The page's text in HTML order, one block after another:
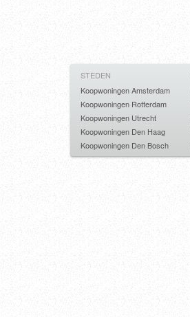
STEDEN
Koopwoningen Amsterdam
Koopwoningen Rotterdam
Koopwoningen Utrecht
Koopwoningen Den Haag
Koopwoningen Den Bosch